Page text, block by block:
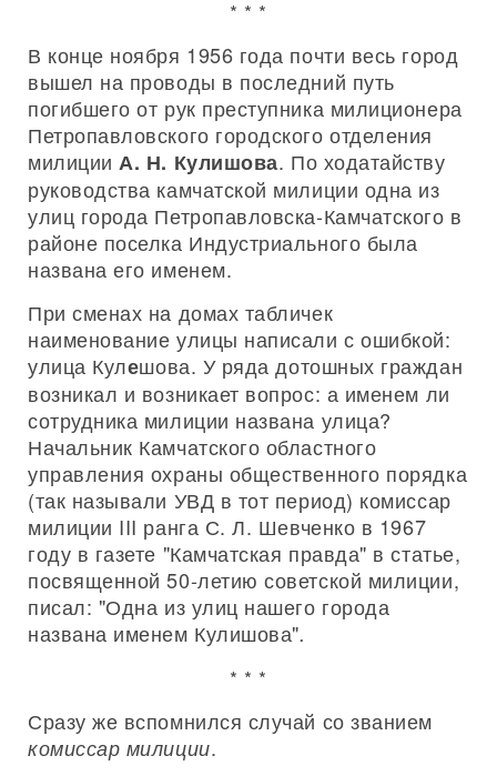
* * *
В конце ноября 1956 года почти весь город
вышел на проводы в последний путь
погибшего от рук преступника милиционера
Петропавловского городского отделения
милиции А. Н. Кулишова. По ходатайству
руководства камчатской милиции одна из
улиц города Петропавловска-Камчатского в
районе поселка Индустриального была
названа его именем.
При сменах на домах табличек
наименование улицы написали с ошибкой:
улица Кулешова. У ряда дотошных граждан
возникал и возникает вопрос: а именем ли
сотрудника милиции названа улица?
Начальник Камчатского областного
управления охраны общественного порядка
(так называли УВД в тот период) комиссар
милиции III ранга С. Л. Шевченко в 1967
году в газете "Камчатская правда" в статье,
посвященной 50-летию советской милиции,
писал: "Одна из улиц нашего города
названа именем Кулишова".
* * *
Сразу же вспомнился случай со званием
комиссар милиции.